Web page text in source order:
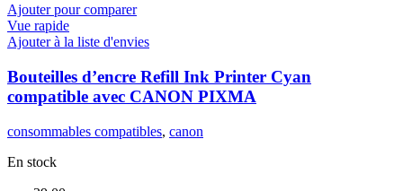
Ajouter pour comparer
Vue rapide
Ajouter à la liste d'envies
Bouteilles d’encre Refill Ink Printer Cyan
compatible avec CANON PIXMA
consommables compatibles, canon
En stock